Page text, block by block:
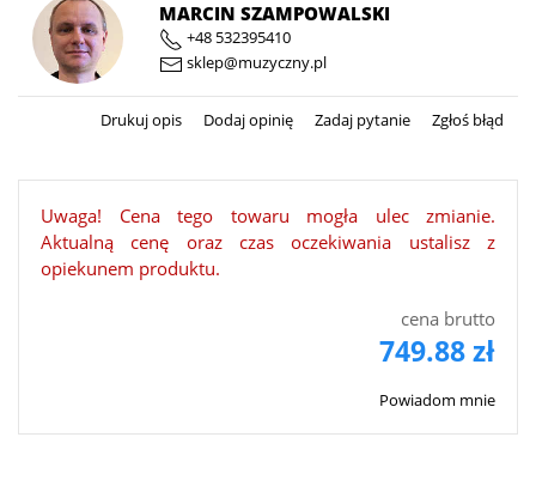
MARCIN SZAMPOWALSKI
+48 532395410
sklep@muzyczny.pl
Drukuj opis Dodaj opinię Zadaj pytanie Zgłoś błąd
Uwaga! Cena tego towaru mogła ulec zmianie.
Aktualną cenę oraz czas oczekiwania ustalisz z
opiekunem produktu.
cena brutto
749.88 zł
Powiadom mnie